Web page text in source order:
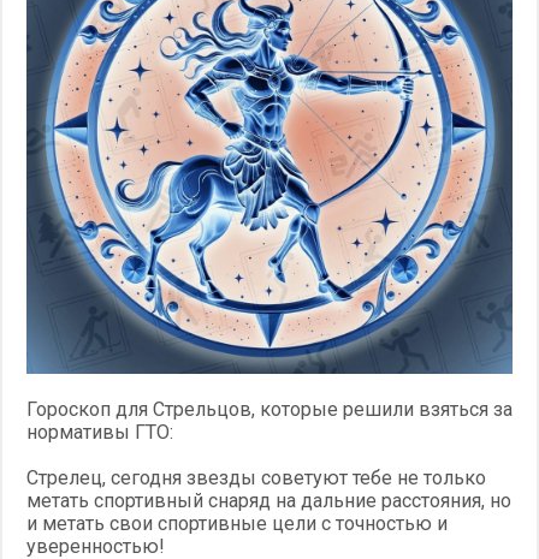
Гороскоп для Стрельцов, которые решили взяться за
нормативы ГТО:
Стрелец, сегодня звезды советуют тебе не только
метать спортивный снаряд на дальние расстояния, но
и метать свои спортивные цели с точностью и
уверенностью!